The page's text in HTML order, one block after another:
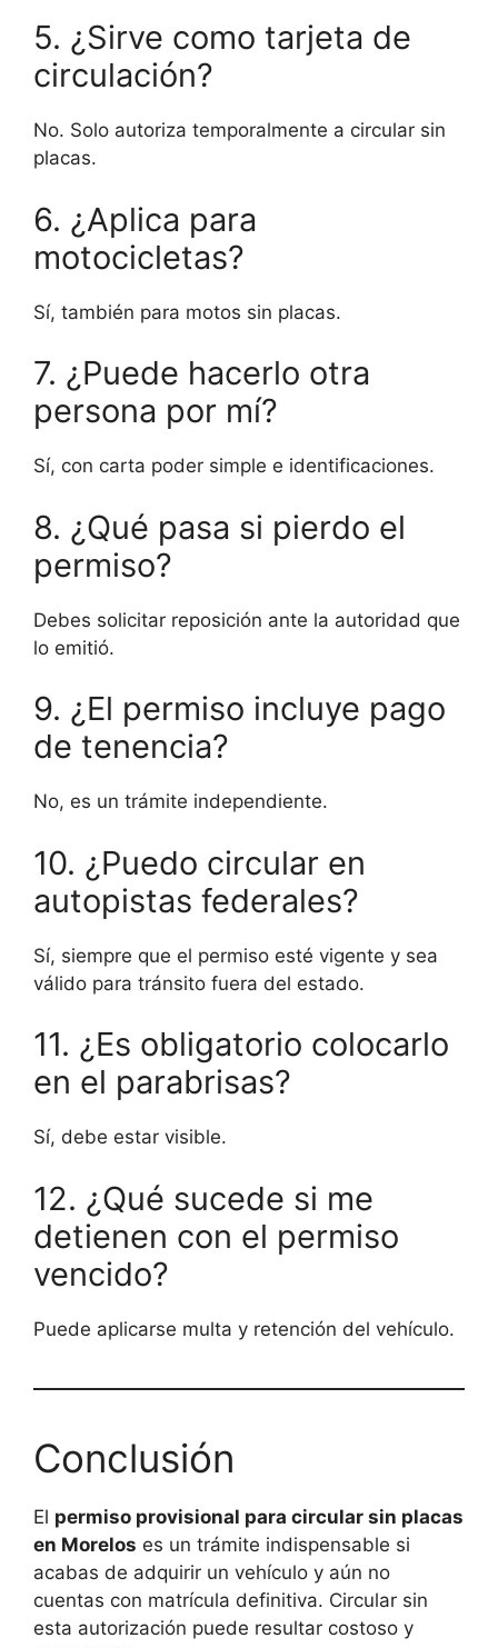
5. ¿Sirve como tarjeta de
circulación?
No. Solo autoriza temporalmente a circular sin
placas.
6. ¿Aplica para
motocicletas?
Sí, también para motos sin placas.
7. ¿Puede hacerlo otra
persona por mí?
Sí, con carta poder simple e identificaciones.
8. ¿Qué pasa si pierdo el
permiso?
Debes solicitar reposición ante la autoridad que
lo emitió.
9. ¿El permiso incluye pago
de tenencia?
No, es un trámite independiente.
10. ¿Puedo circular en
autopistas federales?
Sí, siempre que el permiso esté vigente y sea
válido para tránsito fuera del estado.
11. ¿Es obligatorio colocarlo
en el parabrisas?
Sí, debe estar visible.
12. ¿Qué sucede si me
detienen con el permiso
vencido?
Puede aplicarse multa y retención del vehículo.
Conclusión
El permiso provisional para circular sin placas
en Morelos es un trámite indispensable si
acabas de adquirir un vehículo y aún no
cuentas con matrícula definitiva. Circular sin
esta autorización puede resultar costoso y